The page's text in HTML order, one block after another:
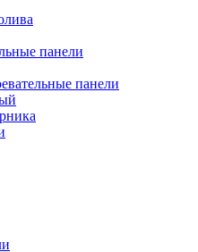
панели
панели